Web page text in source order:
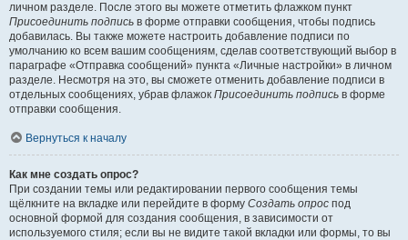
личном разделе. После этого вы можете отметить флажком пункт
Присоединить подпись в форме отправки сообщения, чтобы подпись
добавилась. Вы также можете настроить добавление подписи по
умолчанию ко всем вашим сообщениям, сделав соответствующий выбор в
параграфе «Отправка сообщений» пункта «Личные настройки» в личном
разделе. Несмотря на это, вы сможете отменить добавление подписи в
отдельных сообщениях, убрав флажок Присоединить подпись в форме
отправки сообщения.
Вернуться к началу
Как мне создать опрос?
При создании темы или редактировании первого сообщения темы
щёлкните на вкладке или перейдите в форму Создать опрос под
основной формой для создания сообщения, в зависимости от
используемого стиля; если вы не видите такой вкладки или формы, то вы